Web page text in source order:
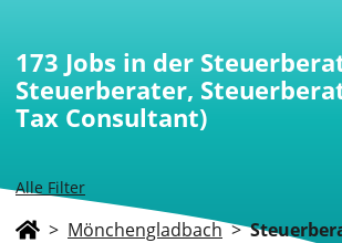
Alle Filter
173 Jobs in der
Steuerberater,
Tax Consultant)
> Mönchengladbach >